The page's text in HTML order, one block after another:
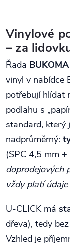
Vinylové
– za
Řada
vinyl v nabídce
potřebují hlídat
podlahu s
standard, který
nadprůměrný:
(SPC 4,5 mm
doprodejových
vždy platí
U-CLICK má
dřeva), tedy
Vzhled je